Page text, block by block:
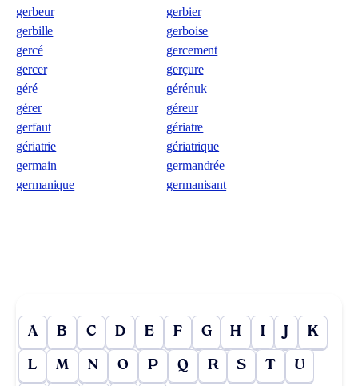
gerbeur
gerbier
gerbille
gerboise
gercé
gercement
gercer
gerçure
géré
gérénuk
gérer
géreur
gerfaut
gériatre
gériatrie
gériatrique
germain
germandrée
germanique
germanisant
A B C D E F G H I J K
L M N O P Q R S T U